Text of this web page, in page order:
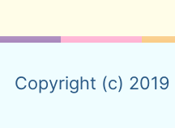
Copyright (c) 2019